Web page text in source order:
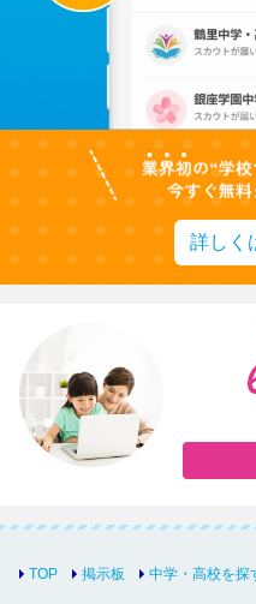
詳しく
TOP 掲示板 中学・高校を探